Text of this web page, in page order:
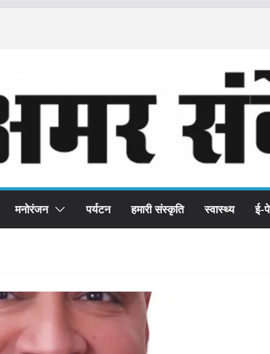
मनोरंजन पर्यटन हमारी संस्कृति स्वास्थ्य ई-